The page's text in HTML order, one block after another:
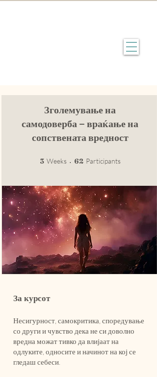
Зголемување на
самодоверба – враќање на
сопствената вредност
3 Weeks 3 Weeks
62 Participants
За курсот
Несигурност, самокритика, споредување
со други и чувство дека не си доволно
вредна можат тивко да влијаат на
одлуките, односите и начинот на кој се
гледаш себеси.